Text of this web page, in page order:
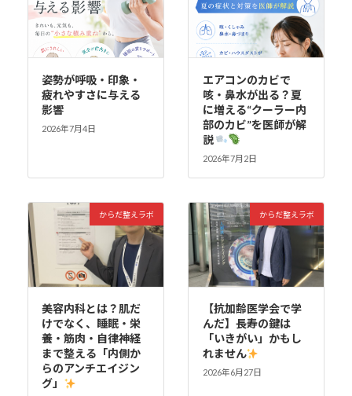
姿勢が呼吸・印象・
疲れやすさに与える
影響
2026年7月4日
エアコンのカビで
咳・鼻水が出る？夏
に増える“クーラー内
部のカビ”を医師が解
説
2026年7月2日
からだ整えラボ
美容内科とは？肌だ
けでなく、睡眠・栄
養・筋肉・自律神経
まで整える「内側か
らのアンチエイジン
グ」
からだ整えラボ
【抗加齢医学会で学
んだ】長寿の鍵は
「いきがい」かもし
れません
2026年6月27日